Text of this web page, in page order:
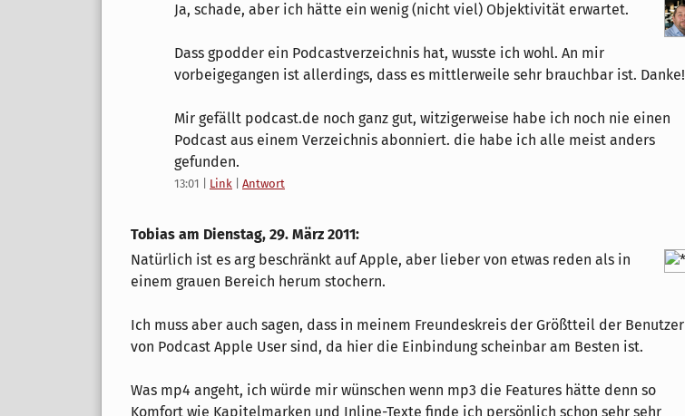
Ja, schade, aber ich hätte ein wenig (nicht viel) Objektivität erwartet.
Dass gpodder ein Podcastverzeichnis hat, wusste ich wohl. An mir
vorbeigegangen ist allerdings, dass es mittlerweile sehr brauchbar ist. Danke!
Mir gefällt podcast.de noch ganz gut, witzigerweise habe ich noch nie einen
Podcast aus einem Verzeichnis abonniert. die habe ich alle meist anders
gefunden.
13:01 Link Antwort
Tobias am Dienstag, 29. März 2011:
Natürlich ist es arg beschränkt auf Apple, aber lieber von etwas reden als in
einem grauen Bereich herum stochern.
Ich muss aber auch sagen, dass in meinem Freundeskreis der Größtteil der Benutzer
von Podcast Apple User sind, da hier die Einbindung scheinbar am Besten ist.
Was mp4 angeht, ich würde mir wünschen wenn mp3 die Features hätte denn so
Komfort wie Kapitelmarken und Inline-Texte finde ich persönlich schon sehr sehr